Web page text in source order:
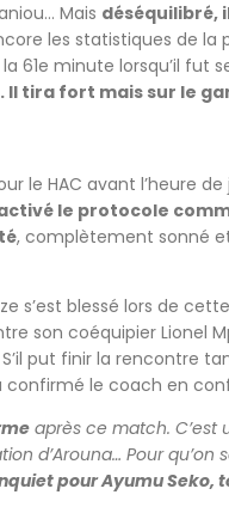
Mais déséquilibré,
les statistiques de la
61e minute lorsqu’il fut
Il tira fort mais sur le
le HAC avant l’heure
le protocole
, complètement sonné
blessé lors de
son coéquipier Lionel
S’il put finir la rencontre
le coach en
après ce match. C’est
d’Arouna… Pour qu’on
pour Ayumu Seko,